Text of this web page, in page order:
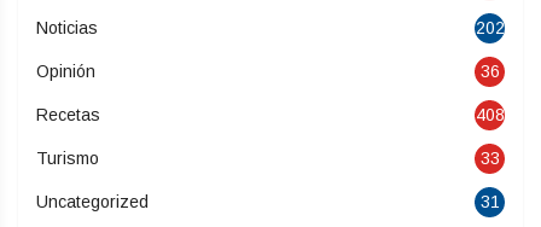
Noticias 202
Opinión 36
Recetas 408
Turismo 33
Uncategorized 31